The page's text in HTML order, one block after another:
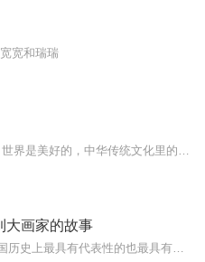
宽和瑞瑞
大画家的故事